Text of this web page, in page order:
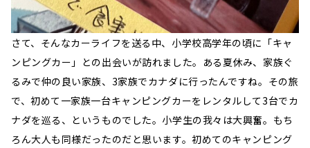
さて、そんなカーライフを送る中、小学校高学年の頃に「キャ
ンピングカー」との出会いが訪れました。ある夏休み、家族ぐ
るみで仲の良い家族、3家族でカナダに行ったんですね。その旅
で、初めて一家族一台キャンピングカーをレンタルして3台でカ
ナダを巡る、というものでした。小学生の我々は大興奮。もち
ろん大人も同様だったのだと思います。初めてのキャンピング